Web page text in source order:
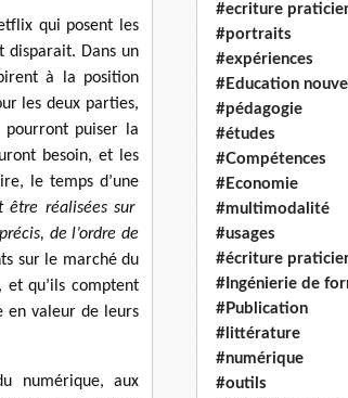
qui posent les
disparait. Dans un
à la position
les deux parties,
puiser la
besoin, et les
le temps d’une
être réalisées sur
de l’ordre de
sur le marché du
et qu’ils comptent
en valeur de leurs
numérique, aux
#ecriture
#portraits
#expériences
#Education
#pédagogie
#études
#Compétences
#Economie
#multimodalité
#usages
#écriture
#Ingénierie de
#Publication
#littérature
#numérique
#outils